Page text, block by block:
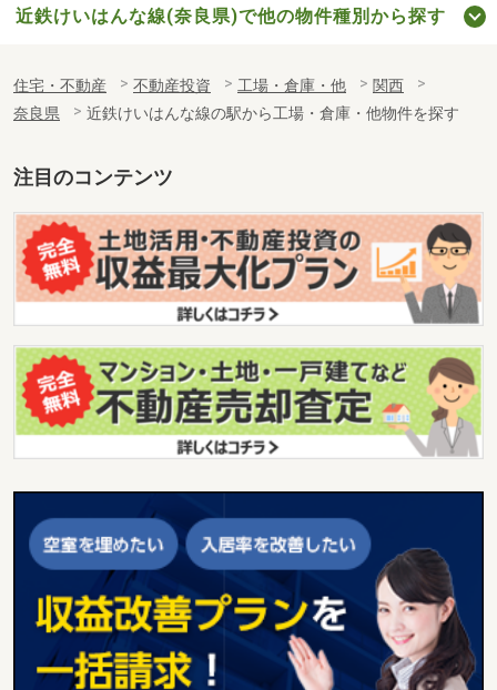
近鉄けいはんな線(奈良県)で他の物件種別から探す
住宅・不動産 不動産投資 工場・倉庫・他
関西
奈良県
近鉄けいはんな線の駅から工場・倉庫・他物件を探す
注目のコンテンツ